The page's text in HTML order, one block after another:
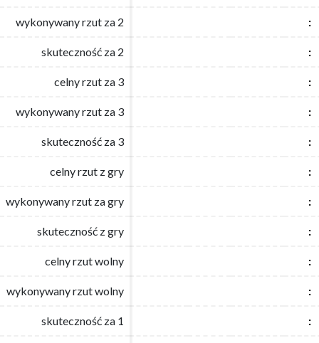
wykonywany rzut za 2 :
skuteczność za 2 :
celny rzut za 3 :
wykonywany rzut za 3 :
skuteczność za 3 :
celny rzut z gry :
wykonywany rzut za gry :
skuteczność z gry :
celny rzut wolny :
wykonywany rzut wolny :
skuteczność za 1 :
wykonywany rzut za 2 :
skuteczność za 2 :
celny rzut za 3 :
wykonywany rzut za 3 :
skuteczność za 3 :
celny rzut z gry :
wykonywany rzut za gry :
skuteczność z gry :
celny rzut wolny :
wykonywany rzut wolny :
skuteczność za 1 :